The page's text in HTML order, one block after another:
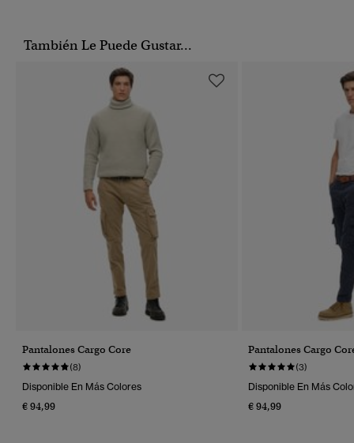
También Le Puede Gustar...
Pantalones Cargo Core
(8)
Disponible En Más Colores
€ 94,99
Pantalones Cargo
(3)
Disponible En Más
€ 94,99